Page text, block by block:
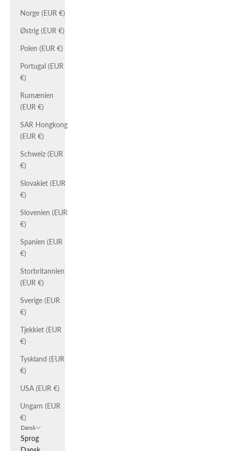
Norge (EUR €)
Østrig (EUR €)
Polen (EUR €)
Portugal (EUR
€)
Rumænien
(EUR €)
SAR Hongkong
(EUR €)
Schweiz (EUR
€)
Slovakiet (EUR
€)
Slovenien (EUR
€)
Spanien (EUR
€)
Storbritannien
(EUR €)
Sverige (EUR
€)
Tjekkiet (EUR
€)
Tyskland (EUR
€)
USA (EUR €)
Ungarn (EUR
€)
Dansk
Sprog